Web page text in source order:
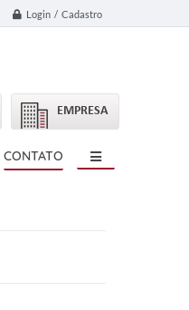
Login / Cadastro
EMPRESA
CONTATO